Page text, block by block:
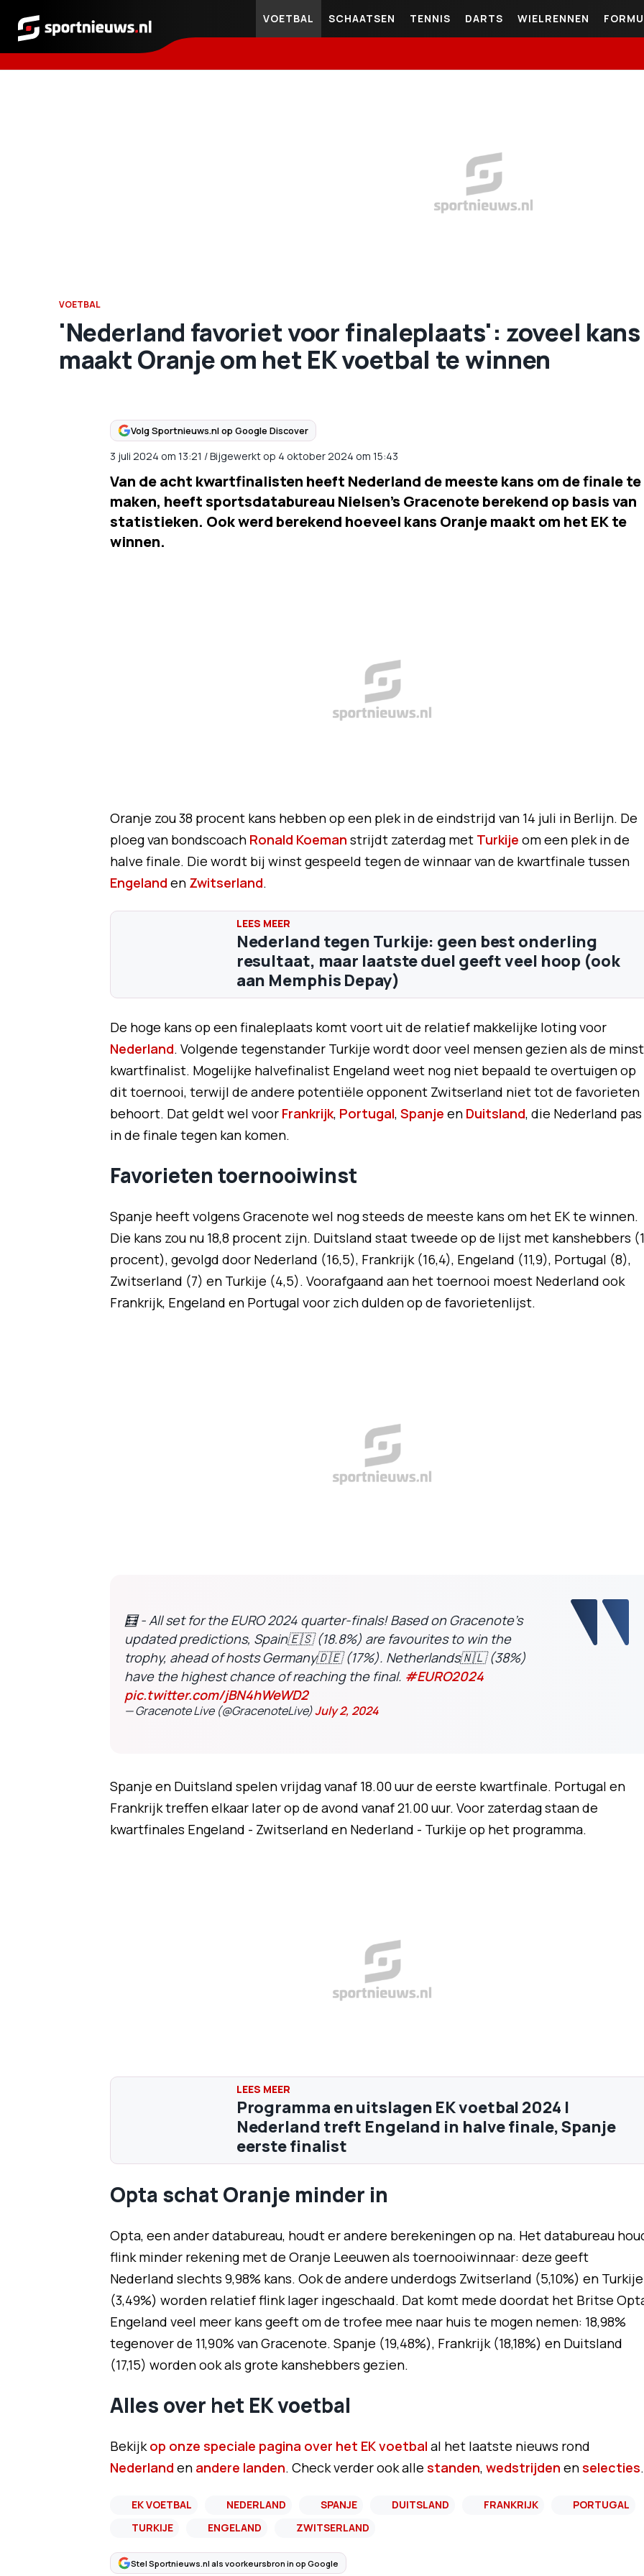
Sportnieuws.nl
VOETBAL SCHAATSEN TENNIS DARTS WIELRENNEN
VOETBAL
'Nederland favoriet voor finaleplaats': zoveel kans
maakt Oranje om het EK voetbal te winnen
Volg Sportnieuws.nl op Google Discover
3 juli 2024 om 13:21 /Bijgewerkt op 4 oktober 2024 om 15:43
Van de acht kwartfinalisten heeft Nederland de meeste kans om de finale te
maken, heeft sportsdatabureau Nielsen's Gracenote berekend op basis van
statistieken. Ook werd berekend hoeveel kans Oranje maakt om het EK te
winnen.
Oranje zou 38 procent kans hebben op een plek in de eindstrijd van 14 juli in Berlijn. De
ploeg van bondscoach Ronald Koeman strijdt zaterdag met Turkije om een plek in de
halve finale. Die wordt bij winst gespeeld tegen de winnaar van de kwartfinale tussen
Engeland en Zwitserland.
Nederland tegen Turkije: geen best onderling
resultaat, maar laatste duel geeft veel hoop (ook
aan Memphis Depay)
De hoge kans op een finaleplaats komt voort uit de relatief makkelijke loting voor
Nederland. Volgende tegenstander Turkije wordt door veel mensen gezien als de
kwartfinalist. Mogelijke halvefinalist Engeland weet nog niet bepaald te overtuigen op
dit toernooi, terwijl de andere potentiële opponent Zwitserland niet tot de favorieten
behoort. Dat geldt wel voor Frankrijk, Portugal, Spanje en Duitsland, die Nederland pas
in de finale tegen kan komen.
Favorieten toernooiwinst
Spanje heeft volgens Gracenote wel nog steeds de meeste kans om het EK te winnen.
Die kans zou nu 18,8 procent zijn. Duitsland staat tweede op de lijst met kanshebbers
procent), gevolgd door Nederland (16,5), Frankrijk (16,4), Engeland (11,9), Portugal (8),
Zwitserland (7) en Turkije (4,5). Voorafgaand aan het toernooi moest Nederland ook
Frankrijk, Engeland en Portugal voor zich dulden op de favorietenlijst.
🧮 - All set for the EURO 2024 quarter-finals! Based on Gracenote's
updated predictions, Spain🇪🇸 (18.8%) are favourites to win the
trophy, ahead of hosts Germany🇩🇪 (17%). Netherlands🇳🇱 (38%)
have the highest chance of reaching the final. #EURO2024
pic.twitter.com/jBN4hWeWD2
— Gracenote Live (@GracenoteLive)July 2, 2024
Spanje en Duitsland spelen vrijdag vanaf 18.00 uur de eerste kwartfinale. Portugal en
Frankrijk treffen elkaar later op de avond vanaf 21.00 uur. Voor zaterdag staan de
kwartfinales Engeland - Zwitserland en Nederland - Turkije op het programma.
Programma en uitslagen EK voetbal 2024 |
Nederland treft Engeland in halve finale, Spanje
eerste finalist
Opta schat Oranje minder in
Opta, een ander databureau, houdt er andere berekeningen op na. Het databureau
flink minder rekening met de Oranje Leeuwen als toernooiwinnaar: deze geeft
Nederland slechts 9,98% kans. Ook de andere underdogs Zwitserland (5,10%) en Turkije
(3,49%) worden relatief flink lager ingeschaald. Dat komt mede doordat het Britse
Engeland veel meer kans geeft om de trofee mee naar huis te mogen nemen: 18,98%
tegenover de 11,90% van Gracenote. Spanje (19,48%), Frankrijk (18,18%) en Duitsland
(17,15) worden ook als grote kanshebbers gezien.
Alles over het EK voetbal
Bekijkop onze speciale pagina over het EK voetbal al het laatste nieuws rond
Nederland en andere landen. Check verder ook alle standen, wedstrijden enselecties.
EK VOETBAL NEDERLAND SPANJE DUITSLAND FRANKRIJK
PORTUGAL
TURKIJE
ENGELAND ZWITSERLAND
Stel Sportnieuws.nl als voorkeursbron in op Google